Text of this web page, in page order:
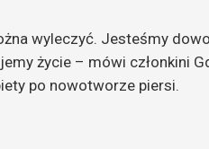
wyleczyć. Jesteśmy
życie – mówi członkini
po nowotworze piersi.